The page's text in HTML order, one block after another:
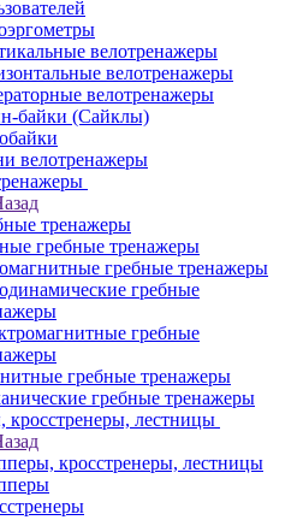
велотренажеры
велотренажеры
велотренажеры
байки (Сайклы)
велотренажеры
тренажеры
гребные тренажеры
гребные тренажеры
гребные
гребные
гребные тренажеры
гребные тренажеры
кросстренеры, лестницы
кросстренеры, лестницы